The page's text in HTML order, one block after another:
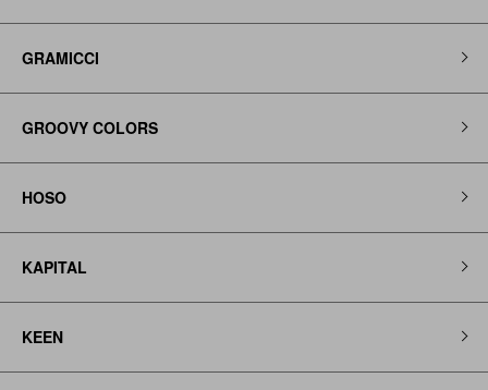
GRAMICCI
GROOVY COLORS
HOSO
KAPITAL
KEEN